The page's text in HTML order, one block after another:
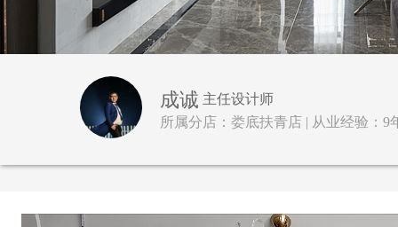
成诚 主任设计师
所属分店：娄底扶青店 | 从业经验：9